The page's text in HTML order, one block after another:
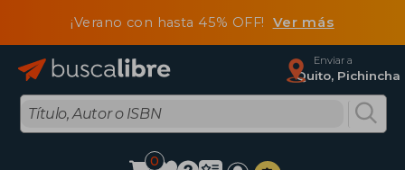
¡Verano con hasta 45% OFF! Ver más
Enviar a
Quito, Pichincha
0